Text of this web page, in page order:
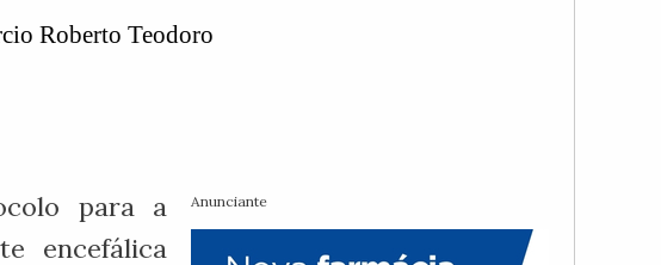
Roberto Teodoro
Anunciante
para a
encefálica